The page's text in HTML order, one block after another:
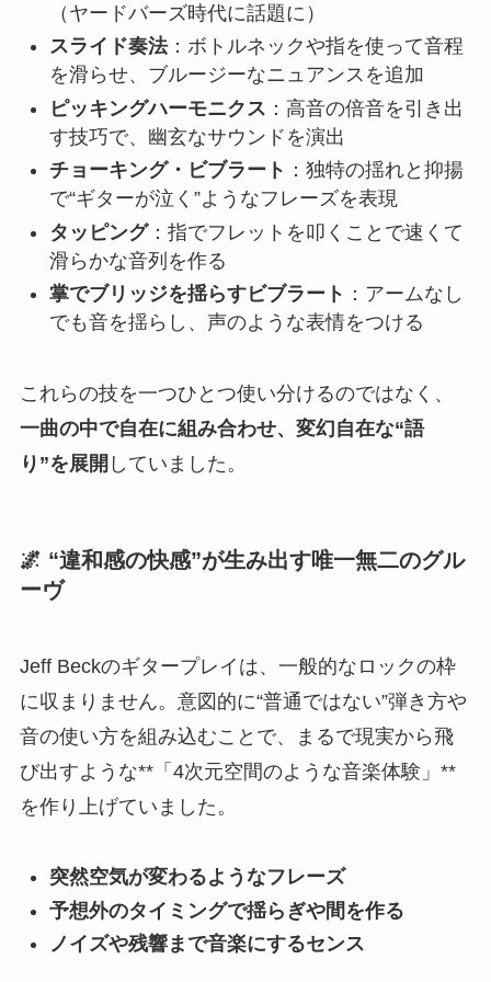
（ヤードバーズ時代に話題に）
スライド奏法：ボトルネックや指を使って音程
を滑らせ、ブルージーなニュアンスを追加
ピッキングハーモニクス ：高音の倍音を引き出
す技巧で、幽玄なサウンドを演出
チョーキング・ビブラート ：独特の揺れと抑揚
で“ギターが泣く”ようなフレーズを表現
タッピング：指でフレットを叩くことで速くて
滑らかな音列を作る
掌でブリッジを揺らすビブラート ：アームなし
でも音を揺らし、声のような表情をつける
これらの技を一つひとつ使い分けるのではなく、
一曲の中で自在に組み合わせ、変幻自在な“語
り”を展開 していました。
🌌 “違和感の快感”が生み出す唯一無二のグル
ーヴ
Jeff Beckのギタープレイは、一般的なロックの枠
に収まりません。意図的に“普通ではない”弾き方や
音の使い方を組み込むことで、まるで現実から飛
び出すような**「4次元空間のような音楽体験」**
を作り上げていました。
突然空気が変わるようなフレーズ
予想外のタイミングで揺らぎや間を作る
ノイズや残響まで音楽にするセンス